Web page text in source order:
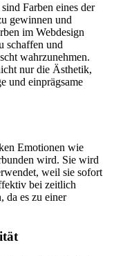
Farben eines der
gewinnen und
im Webdesign
schaffen und
wahrzunehmen.
nur die Ästhetik,
und einprägsame
Emotionen wie
wird. Sie wird
weil sie sofort
bei zeitlich
da es zu einer